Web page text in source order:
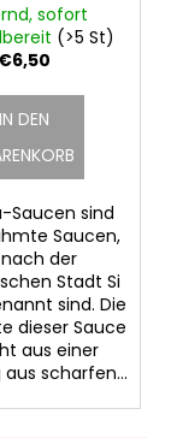
sofort
(>5 St)
€6,50
IN DEN
Saucen sind
Saucen,
der
Stadt Si
sind. Die
dieser Sauce
aus einer
scharfen...